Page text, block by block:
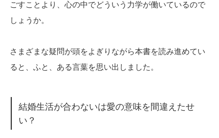
ごすことより、心の中でどういう力学が働いているので
しょうか。
さまざまな疑問が頭をよぎりながら本書を読み進めてい
ると、ふと、ある言葉を思い出しました。
結婚生活が合わないは愛の意味を間違えたせ
い？